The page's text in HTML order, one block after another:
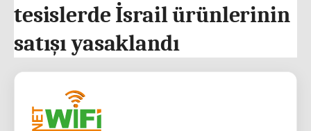
tesislerde İsrail ürünlerinin
satışı yasaklandı